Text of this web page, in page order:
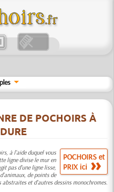
DE POCHOIRS À
POCHOIRS et
PRIX ici
à l'aide duquel vous
ligne divise le mur en
pas d'une ligne lisse,
de points de
abstraites et d'autres dessins monochromes.